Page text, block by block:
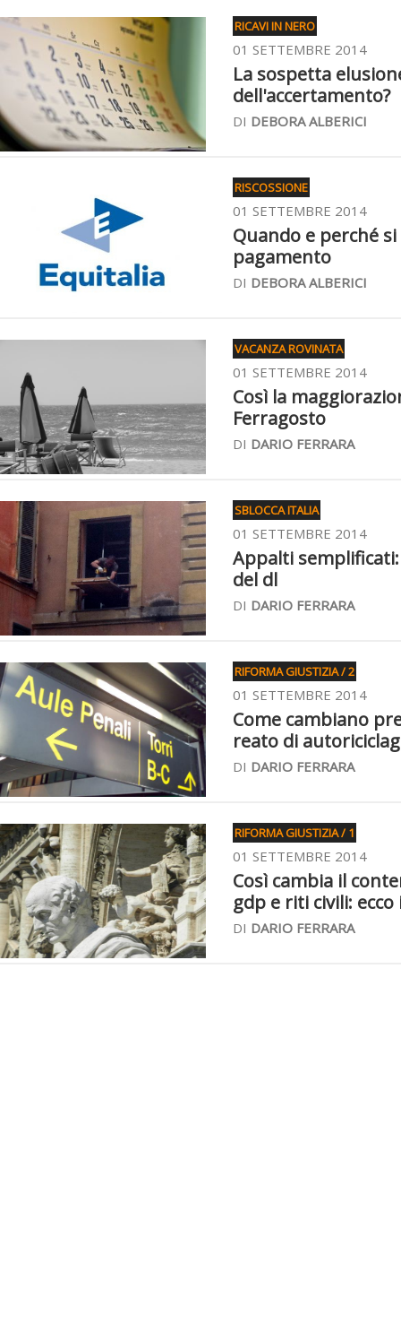
RICAVI IN NERO
01 SETTEMBRE 2014
La sospetta
dell'accertamento?
DI DEBORA ALBERICI
RISCOSSIONE
01 SETTEMBRE 2014
Quando e perché
pagamento
DI DEBORA ALBERICI
VACANZA ROVINATA
01 SETTEMBRE 2014
Così la
Ferragosto
DI DARIO FERRARA
SBLOCCA ITALIA
01 SETTEMBRE 2014
Appalti
del dl
DI DARIO FERRARA
RIFORMA GIUSTIZIA / 2
01 SETTEMBRE 2014
Come cambiano
reato di
DI DARIO FERRARA
RIFORMA GIUSTIZIA / 1
01 SETTEMBRE 2014
Così cambia il
gdp e riti civili:
DI DARIO FERRARA